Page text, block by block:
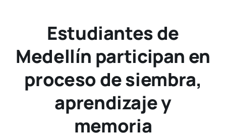
Estudiantes de
Medellín participan en
proceso de siembra,
aprendizaje y
memoria